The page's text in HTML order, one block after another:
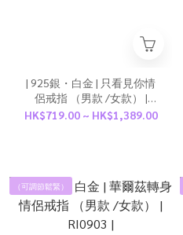
| 925銀・白金 | 只看見你情
侶戒指 （男款 /女款） |
RI0992 |
HK$719.00 ~ HK$1,389.00
（可調節鬆緊）